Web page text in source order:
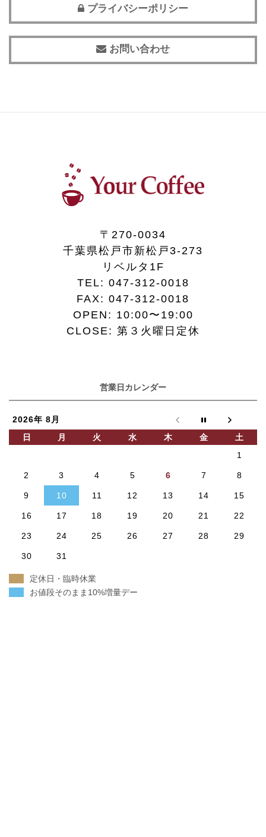
プライバシーポリシー
お問い合わせ
〒270-0034
千葉県松戸市新松戸3-273
リベルタ1F
TEL: 047-312-0018
FAX: 047-312-0018
OPEN: 10:00〜19:00
CLOSE: 第３火曜日定休
営業日カレンダー
2026年 8月
日
月 火 水 木 金
土
1
2 3 4 5 6 7 8
9 10 11 12 13 14 15
16 17 18 19 20 21 22
23 24 25 26 27 28 29
30 31
定休日・臨時休業
お値段そのまま10%増量デー